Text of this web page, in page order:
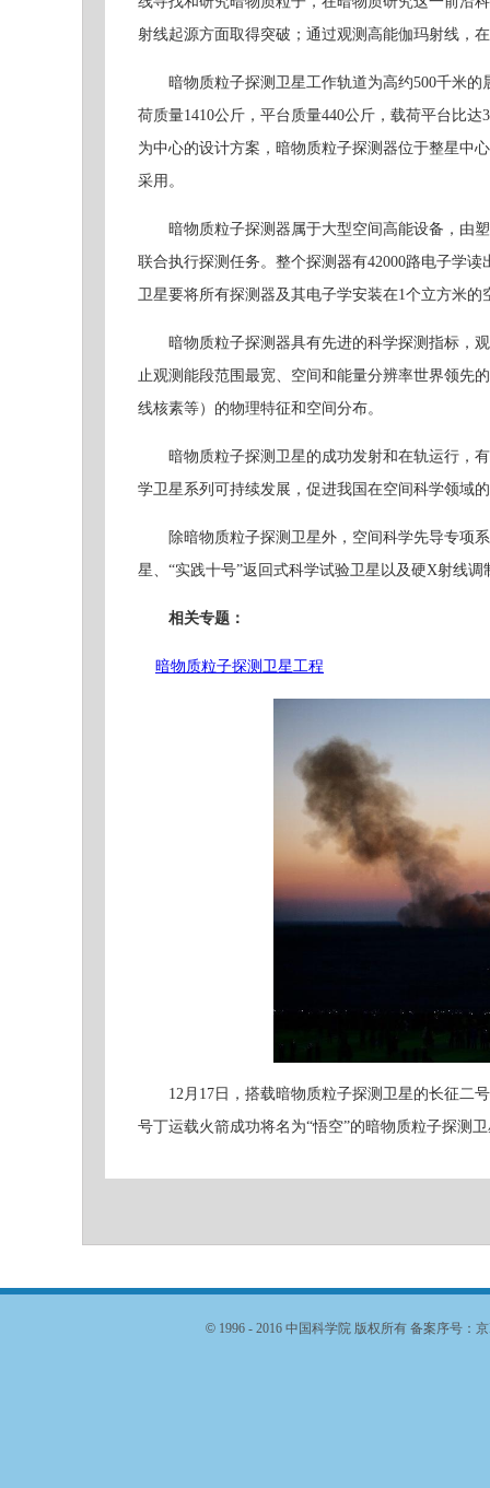
射线起源方面取得突破；通过观测高能伽玛射线，
暗物质粒子探测卫星工作轨道为高约500千米的
荷质量1410公斤，平台质量440公斤，载荷平台比
为中心的设计方案，暗物质粒子探测器位于整星中
采用。
暗物质粒子探测器属于大型空间高能设备，由塑
联合执行探测任务。整个探测器有42000路电子学
卫星要将所有探测器及其电子学安装在1个立方米
暗物质粒子探测器具有先进的科学探测指标，观
止观测能段范围最宽、空间和能量分辨率世界领先
线核素等）的物理特征和空间分布。
暗物质粒子探测卫星的成功发射和在轨运行，有
学卫星系列可持续发展，促进我国在空间科学领域
除暗物质粒子探测卫星外，空间科学先导专项系
星、“实践十号”返回式科学试验卫星以及硬X射线调
相关专题：
暗物质粒子探测卫星工程
12月17日，搭载暗物质粒子探测卫星的长征二号
号丁运载火箭成功将名为“悟空”的暗物质粒子探测
© 1996 - 2016 中国科学院 版权所有 备案序号：